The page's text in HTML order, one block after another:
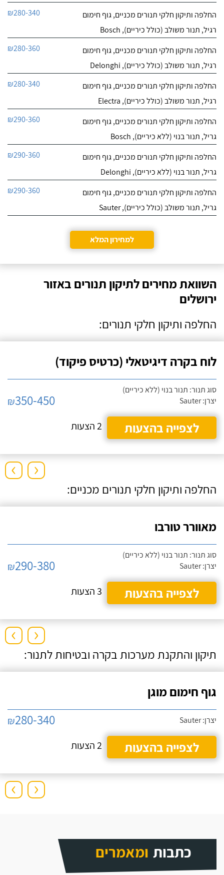
עליו בחום! הזמנתי את חנן
שלכם ולאחר שיחה איתו
ההרגשה הטובה שלי לגביו
התבססה עוד יותר.
החלפה ותיקון חלקי תנורים מכניים, גוף חימום
רגיל, תנור משולב (כולל כיריים), Bosch
₪280-340
החלפה ותיקון חלקי תנורים מכניים, גוף חימום
רגיל, תנור משולב (כולל כיריים), Delonghi
₪280-360
החלפה ותיקון חלקי תנורים מכניים, גוף חימום
רגיל, תנור משולב (כולל כיריים), Electra
₪280-340
החלפה ותיקון חלקי תנורים מכניים, גוף חימום
גריל, תנור בנוי (ללא כיריים), Bosch
₪290-360
החלפה ותיקון חלקי תנורים מכניים, גוף חימום
גריל, תנור בנוי (ללא כיריים), Delonghi
₪290-360
החלפה ותיקון חלקי תנורים מכניים, גוף חימום
גריל, תנור משולב (כולל כיריים), Sauter
₪290-360
למחירון המלא
השוואת מחירים לתיקון תנורים באזור
ירושלים
החלפה ותיקון חלקי תנורים:
לוח בקרה דיגיטאלי (כרטיס פיקוד)
סוג תנור: תנור בנוי (ללא כיריים)
יצרן: Sauter
₪350-450
לצפייה בהצעות
2 הצעות
› ‹
החלפה ותיקון חלקי תנורים מכניים:
מאוורר טורבו
סוג תנור: תנור בנוי (ללא כיריים)
יצרן: Sauter
₪290-380
לצפייה בהצעות
3 הצעות
› ‹
תיקון והתקנת מערכות בקרה ובטיחות לתנור:
גוף חימום מוגן
יצרן: Sauter ₪280-340
לצפייה בהצעות
2 הצעות
› ‹
כתבות ומאמרים